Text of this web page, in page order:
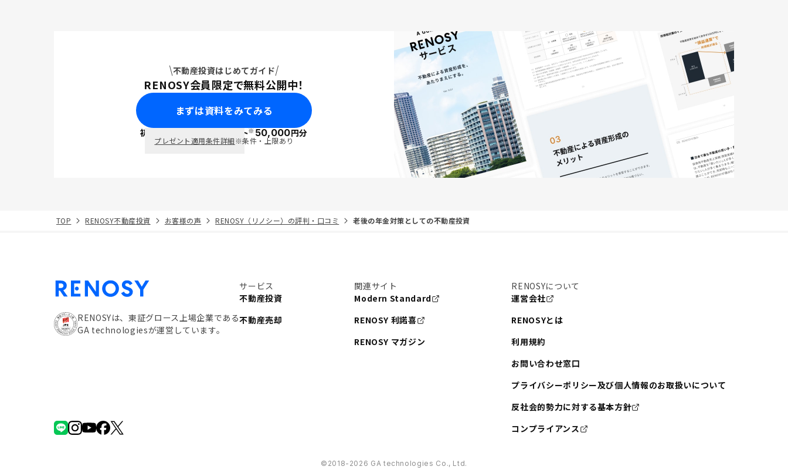
不動産投資はじめてガイド
RENOSY会員限定で無料公開中！
まずは資料をみてみる
初回面談で ポイント※50,000円分
プレゼント適用条件詳細※条件・上限あり
TOP RENOSY不動産投資 お客様の声 RENOSY（リノシー）の評判・口コミ 老後の年金対策としての不動産投資
RENOSYは、東証グロース上場企業である
GA technologiesが運営しています。
サービス
不動産投資
不動産売却
関連サイト
Modern Standard
RENOSY 利諾喜
RENOSY マガジン
RENOSYについて
運営会社
RENOSYとは
利用規約
お問い合わせ窓口
プライバシーポリシー及び個人情報のお取扱いについて
反社会的勢力に対する基本方針
コンプライアンス
©︎2018-2026 GA technologies Co., Ltd.